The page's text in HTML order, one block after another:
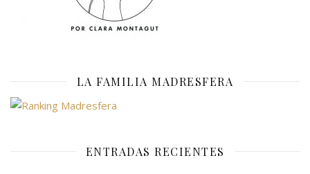
LA FAMILIA MADRESFERA
ENTRADAS RECIENTES